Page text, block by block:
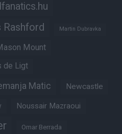
Rashford Martin Dubravka
Mount
de Ligt
Matic Newcastle
Noussair Mazraoui
Omar Berrada